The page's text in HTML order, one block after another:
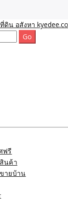
สต์ บ้
ร
ยสินค้าฟรี บ้าน ที่ดิน
ฟรี
นค้า
ายบ้าน